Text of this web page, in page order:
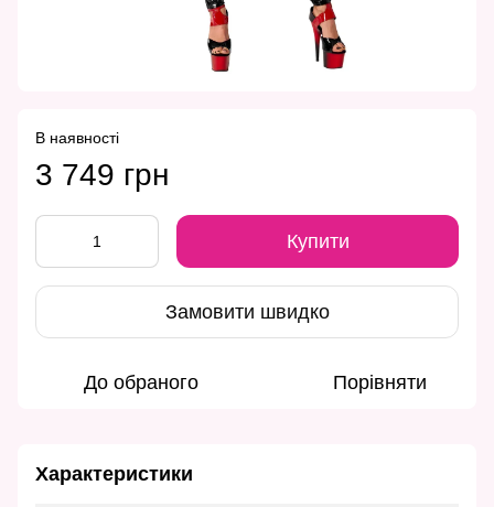
В наявності
3 749 грн
Купити
Замовити швидко
До обраного Порівняти
Характеристики